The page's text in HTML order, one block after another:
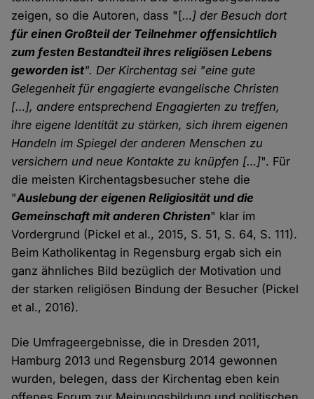
zeigen, so die Autoren, dass "[…] der Besuch dort
für einen Großteil der Teilnehmer offensichtlich
zum festen Bestandteil ihres religiösen Lebens
geworden ist". Der Kirchentag sei "eine gute
Gelegenheit für engagierte evangelische Christen
[…], andere entsprechend Engagierten zu treffen,
ihre eigene Identität zu stärken, sich ihrem eigenen
Handeln im Spiegel der anderen Menschen zu
versichern und neue Kontakte zu knüpfen […]". Für
die meisten Kirchentagsbesucher stehe die
"Auslebung der eigenen Religiosität und die
Gemeinschaft mit anderen Christen" klar im
Vordergrund (Pickel et al., 2015, S. 51, S. 64, S. 111).
Beim Katholikentag in Regensburg ergab sich ein
ganz ähnliches Bild bezüglich der Motivation und
der starken religiösen Bindung der Besucher (Pickel
et al., 2016).
Die Umfrageergebnisse, die in Dresden 2011,
Hamburg 2013 und Regensburg 2014 gewonnen
wurden, belegen, dass der Kirchentag eben kein